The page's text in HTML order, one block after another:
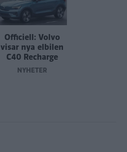
Officiell: Volvo
visar nya elbilen
C40 Recharge
NYHETER